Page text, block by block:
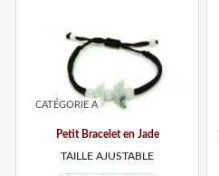
CATÉGORIE A
Petit Bracelet en Jade
TAILLE AJUSTABLE